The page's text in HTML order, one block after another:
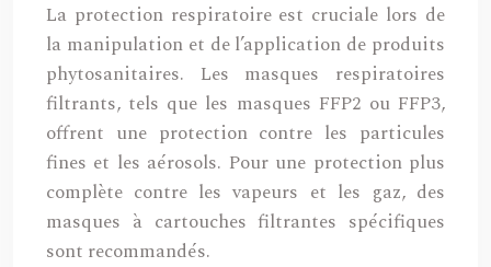
La protection respiratoire est cruciale lors de
la manipulation et de l’application de produits
phytosanitaires. Les masques respiratoires
filtrants, tels que les masques FFP2 ou FFP3,
offrent une protection contre les particules
fines et les aérosols. Pour une protection plus
complète contre les vapeurs et les gaz, des
masques à cartouches filtrantes spécifiques
sont recommandés.